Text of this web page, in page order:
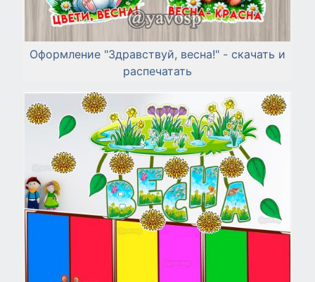
Оформление "Здравствуй, весна!" - скачать и
распечатать